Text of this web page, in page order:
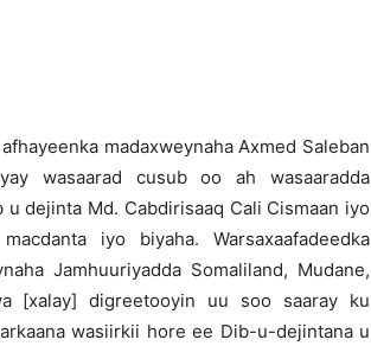
madaxweynaha Axmed Saleban
wasaarad cusub oo ah wasaaradda
dejinta Md. Cabdirisaaq Cali Cismaan iyo
iyo biyaha. Warsaxaafadeedka
Jamhuuriyadda Somaliland, Mudane,
[xalay] digreetooyin uu soo saaray ku
wasiirkii hore ee Dib-u-dejintana u